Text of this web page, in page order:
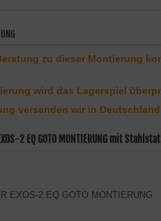
zu dieser Montierung
wird das Lagerspiel
versenden wir in
2 EQ GOTO MONTIERUNG mit
EXOS-2 EQ GOTO MONTIERUNG